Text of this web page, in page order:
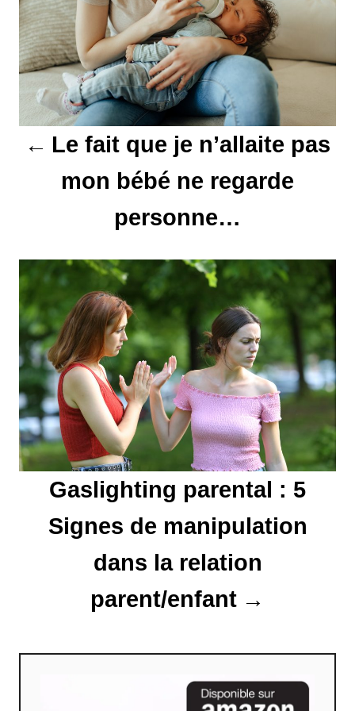
i
g
a
e
l
’
a
r
t
Le fait que je n’allaite pas
mon bébé ne regarde
personne…
Gaslighting parental : 5
Signes de manipulation
dans la relation
parent/enfant